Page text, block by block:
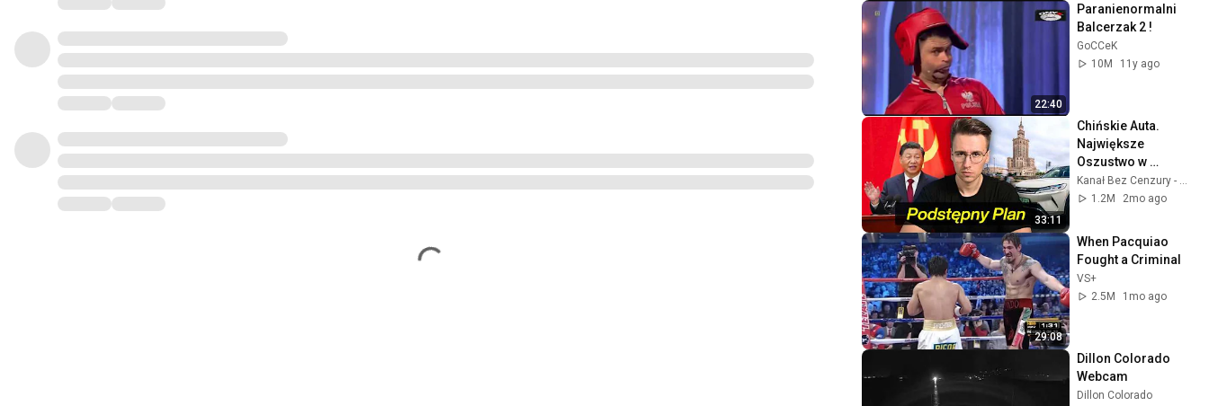
22:40
Paranienormalni
Balcerzak 2 !
GoCCeK
10M
11y ago
33:11
Chińskie Auta.
Największe
Oszustwo w
Historii?
1.2M
2mo ago
29:08
When Pacquiao
Fought a Criminal
VS+
2.5M
1mo ago
Dillon Colorado
Webcam
Dillon Colorado